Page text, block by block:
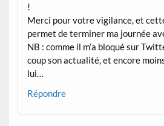
!
Merci pour votre vigilance, et
permet de terminer ma journée
NB : comme il m’a bloqué sur
coup son actualité, et encore
lui…
Répondre